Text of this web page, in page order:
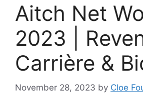
Aitch Net
2023 |
Carrière &
November 28, 2023 by Cloe